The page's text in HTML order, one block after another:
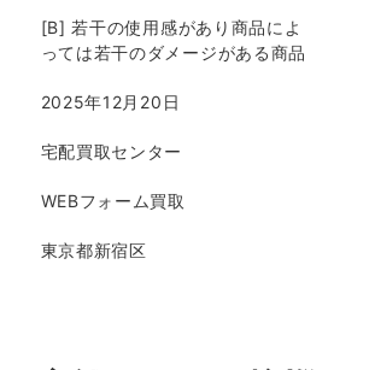
[B] 若干の使用感があり商品によ
っては若干のダメージがある商品
2025年12月20日
宅配買取センター
WEBフォーム買取
東京都新宿区